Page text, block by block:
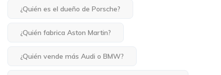
¿Quién es el dueño de Porsche?
¿Quién fabrica Aston Martin?
¿Quién vende más Audi o BMW?